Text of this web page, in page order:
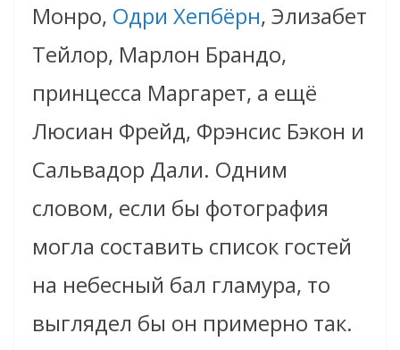
Монро, Одри Хепбёрн, Элизабет
Тейлор, Марлон Брандо,
принцесса Маргарет, а ещё
Люсиан Фрейд, Фрэнсис Бэкон и
Сальвадор Дали. Одним
словом, если бы фотография
могла составить список гостей
на небесный бал гламура, то
выглядел бы он примерно так.